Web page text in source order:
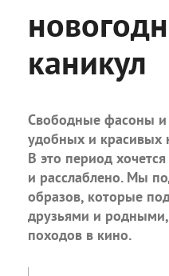
каникул
Свободные фасоны и
удобных и красивых
В это период
и расслаблено. Мы
образов, которые
друзьями и
походов в кино.